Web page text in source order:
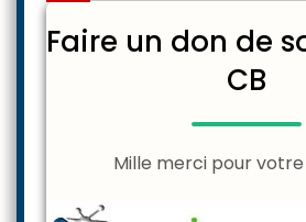
Faire un don de
CB
Mille merci pour